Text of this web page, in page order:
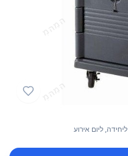
ליחידה, ליום אירוע